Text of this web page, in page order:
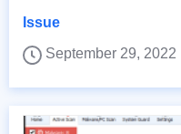
Issue
September 29, 2022